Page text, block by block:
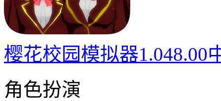
樱花校园模拟器1.048.00
角色扮演